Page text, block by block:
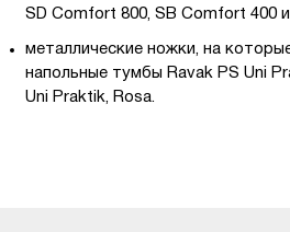
SD Comfort 800, SB Comfort 400
металлические ножки, на
напольные тумбы Ravak PS Uni
Uni Praktik, Rosa.